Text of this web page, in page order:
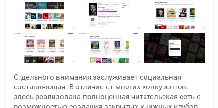
Отдельного внимания заслуживает социальная
составляющая. В отличие от многих конкурентов,
здесь реализована полноценная читательская сеть с